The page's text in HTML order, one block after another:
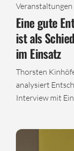
Eine gute
ist als
im Einsatz
Thorsten
analysiert
Interview mit